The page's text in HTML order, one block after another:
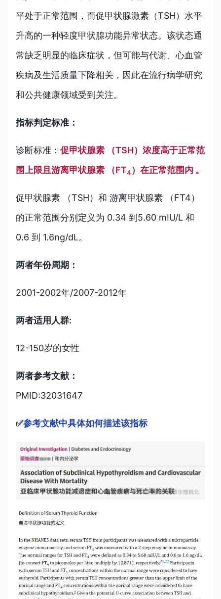
平处于正常范围，而促甲状腺激素（TSH）水平
升高的一种轻度甲状腺功能异常状态。该状态通
常缺乏明显的临床症状，但可能与代谢、心血管
疾病及生活质量下降相关，因此在流行病学研究
和公共健康领域受到关注。
指标判定标准：
诊断标准： 促甲状腺素 （TSH）浓度高于正常范
围上限且游离甲状腺素 （FT4）在正常范围内 。
促甲状腺素 （TSH）和 游离甲状腺素 （FT4）
的正常范围分别定义为 0.34 到5.60 mIU/L 和
0.6 到 1.6ng/dL。
两者年份周期：
2001-2002年/2007-2012年
两者适用人群:
12-150岁的女性
两者参考文献：
PMID:32031647
✅参考文献中具体如何描述该指标